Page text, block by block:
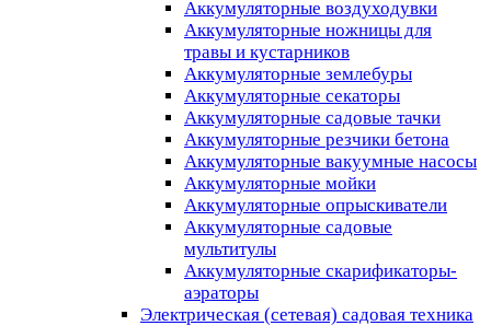
Аккумуляторные воздуходувки
Аккумуляторные ножницы для
травы и кустарников
Аккумуляторные землебуры
Аккумуляторные секаторы
Аккумуляторные садовые тачки
Аккумуляторные резчики бетона
Аккумуляторные вакуумные насосы
Аккумуляторные мойки
Аккумуляторные опрыскиватели
Аккумуляторные садовые
мультитулы
Аккумуляторные скарификаторы-
аэраторы
Электрическая (сетевая) садовая техника